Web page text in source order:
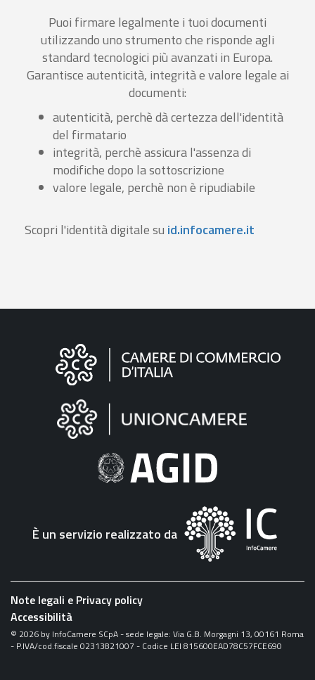
Puoi firmare legalmente i tuoi documenti
utilizzando uno strumento che risponde agli
standard tecnologici più avanzati in Europa.
Garantisce autenticità, integrità e valore legale ai
documenti:
autenticità, perchè dà certezza dell'identità
del firmatario
integrità, perchè assicura l'assenza di
modifiche dopo la sottoscrizione
valore legale, perchè non è ripudiabile
Scopri l'identità digitale su id.infocamere.it
Informazioni
"Fattura
Elettronica"
È un servizio realizzato da
Note legali e Privacy policy
Accessibilità
© 2026 by InfoCamere SCpA - sede legale: Via G.B. Morgagni 13, 00161 Roma
- P.IVA/cod.fiscale 02313821007 - Codice LEI 815600EAD78C57FCE690